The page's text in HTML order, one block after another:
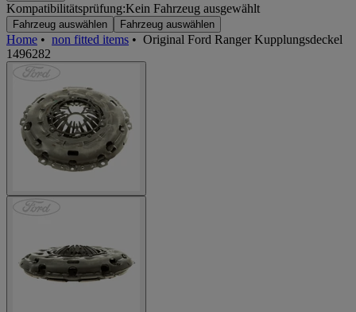
Kompatibilitätsprüfung:Kein Fahrzeug ausgewählt
Fahrzeug auswählen Fahrzeug auswählen
Home • non fitted items • Original Ford Ranger Kupplungsdeckel
1496282